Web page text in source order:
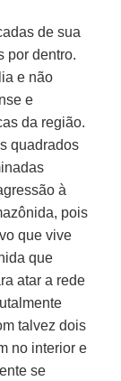
de sua
por dentro.
e não
e
da região.
quadrados
à
pois
que vive
que
atar a rede
talvez dois
no interior e
se